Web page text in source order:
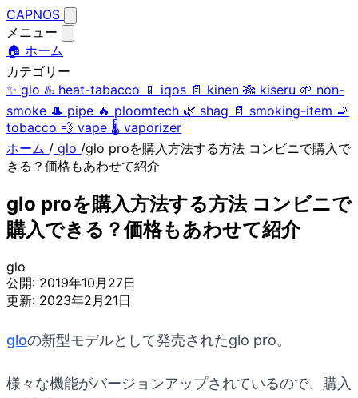
CAPNOS
メニュー
🏠 ホーム
カテゴリー
✨ glo ♨️ heat-tabacco 📱 iqos 📄 kinen 🎋 kiseru 🌱 non-
smoke 🎩 pipe 🔥 ploomtech 🌿 shag 📄 smoking-item 🚬
tobacco 💨 vape 🌡️ vaporizer
ホーム / glo /glo proを購入方法する方法 コンビニで購入で
きる？価格もあわせて紹介
glo proを購入方法する方法 コンビニで
購入できる？価格もあわせて紹介
glo
公開: 2019年10月27日
更新: 2023年2月21日
gloの新型モデルとして発売されたglo pro。
様々な機能がバージョンアップされているので、購入